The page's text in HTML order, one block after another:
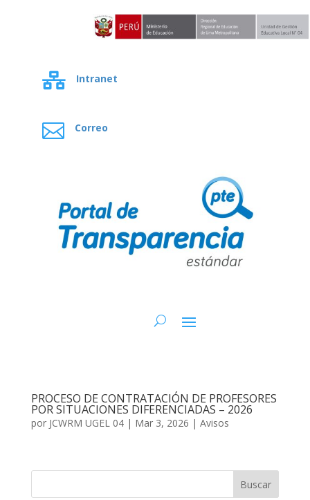
 Intranet
 Correo
PROCESO DE CONTRATACIÓN DE PROFESORES
POR SITUACIONES DIFERENCIADAS – 2026
por JCWRM UGEL 04| Mar 3, 2026 | Avisos
Buscar